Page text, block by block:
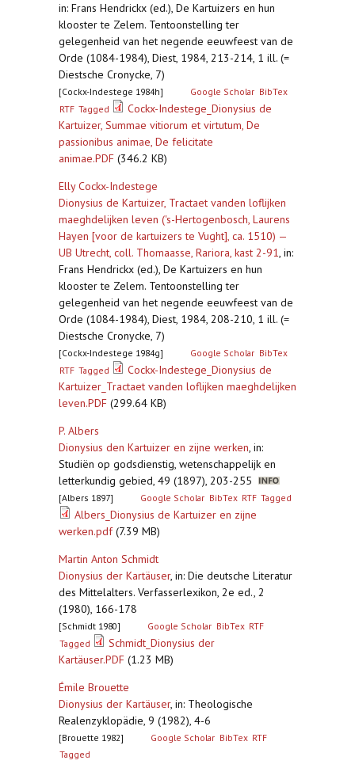
in: Frans Hendrickx (ed.), De Kartuizers en hun
klooster te Zelem. Tentoonstelling ter
gelegenheid van het negende eeuwfeest van de
Orde (1084-1984), Diest, 1984, 213-214, 1 ill. (=
Diestsche Cronycke, 7)
[Cockx-Indestege 1984h] Google Scholar BibTex
RTF Tagged
Cockx-Indestege_Dionysius de
Kartuizer, Summae vitiorum et virtutum, De
passionibus animae, De felicitate
animae.PDF (346.2 KB)
Elly Cockx-Indestege
Dionysius de Kartuizer, Tractaet vanden loflijken
maeghdelijken leven ('s-Hertogenbosch, Laurens
Hayen [voor de kartuizers te Vught], ca. 1510) —
UB Utrecht, coll. Thomaasse, Rariora, kast 2-91, in:
Frans Hendrickx (ed.), De Kartuizers en hun
klooster te Zelem. Tentoonstelling ter
gelegenheid van het negende eeuwfeest van de
Orde (1084-1984), Diest, 1984, 208-210, 1 ill. (=
Diestsche Cronycke, 7)
[Cockx-Indestege 1984g] Google Scholar BibTex
RTF Tagged
Cockx-Indestege_Dionysius de
Kartuizer_Tractaet vanden loflijken maeghdelijken
leven.PDF (299.64 KB)
P. Albers
Dionysius den Kartuizer en zijne werken, in:
Studiën op godsdienstig, wetenschappelijk en
letterkundig gebied, 49 (1897), 203-255
[Albers 1897] Google Scholar BibTex RTF Tagged
Albers_Dionysius de Kartuizer en zijne
werken.pdf(7.39 MB)
Martin Anton Schmidt
Dionysius der Kartäuser, in: Die deutsche Literatur
des Mittelalters. Verfasserlexikon, 2e ed., 2
(1980), 166-178
[Schmidt 1980] Google Scholar BibTex RTF
Tagged
Schmidt_Dionysius der
Kartäuser.PDF (1.23 MB)
Émile Brouette
Dionysius der Kartäuser, in: Theologische
Realenzyklopädie, 9 (1982), 4-6
[Brouette 1982] Google Scholar BibTex RTF
Tagged